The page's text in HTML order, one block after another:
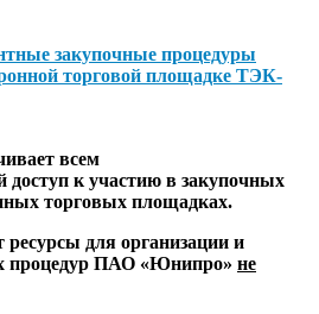
закупочные процедуры
торговой площадке ТЭК-
всем
доступ к участию в закупочных
торговых площадках.
для организации и
процедур ПАО «Юнипро» не